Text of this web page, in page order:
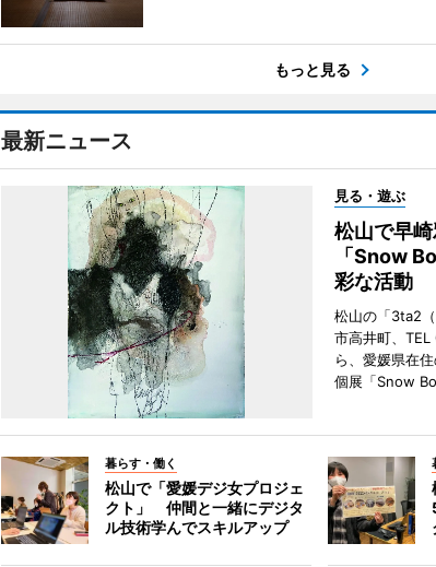
もっと見る
最新ニュース
見る・遊ぶ
松山で早
「Snow
彩な活動
松山の「3ta2
市高井町、
ら、愛媛県在
個展「Snow
暮らす・働く
松山で「愛媛デジ女プロジェ
クト」 仲間と一緒にデジタ
ル技術学んでスキルアップ